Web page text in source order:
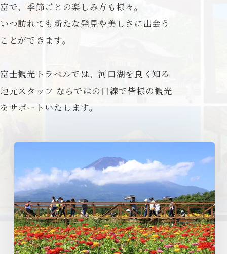
富で、季節ごとの楽しみ方も様々。
いつ訪れても新たな発見や美しさに出会う
ことができます。
富士観光トラベルでは、河口湖を良く知る
地元スタッフ ならではの目線で皆様の観光
をサポートいたします。